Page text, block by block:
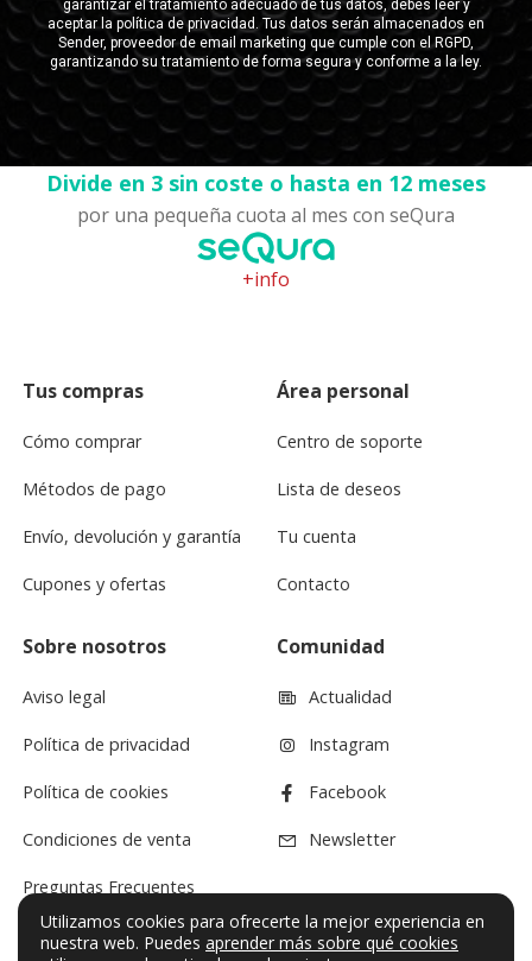
Divide en 3 sin coste o hasta en 12 meses
por una pequeña cuota al mes con seQura
+info
Tus compras
Cómo comprar
Métodos de pago
Envío, devolución y garantía
Cupones y ofertas
Área personal
Centro de soporte
Lista de deseos
Tu cuenta
Contacto
Sobre nosotros
Aviso legal
Política de privacidad
Política de cookies
Condiciones de venta
Preguntas Frecuentes
Comunidad
Actualidad
Instagram
Facebook
Newsletter
Utilizamos cookies para ofrecerte la mejor experiencia en
nuestra web. Puedes aprender más sobre qué cookies